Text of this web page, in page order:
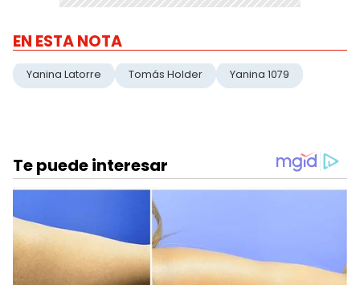
EN ESTA NOTA
Yanina Latorre Tomás Holder Yanina 1079